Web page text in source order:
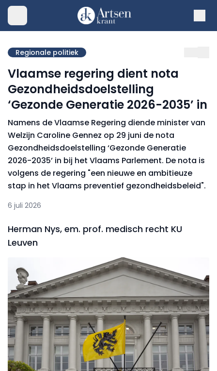
Regionale politiek
Vlaamse regering dient nota
Gezondheidsdoelstelling
‘Gezonde Generatie 2026-2035’ in
Namens de Vlaamse Regering diende minister van
Welzijn Caroline Gennez op 29 juni de nota
Gezondheidsdoelstelling ‘Gezonde Generatie
2026-2035’ in bij het Vlaams Parlement. De nota is
volgens de regering "een nieuwe en ambitieuze
stap in het Vlaams preventief gezondheidsbeleid".
6 juli 2026
Herman Nys, em. prof. medisch recht KU
Leuven